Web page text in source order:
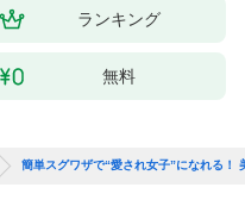
ランキング
無料
簡単スグワザで“愛され女子”になれる！